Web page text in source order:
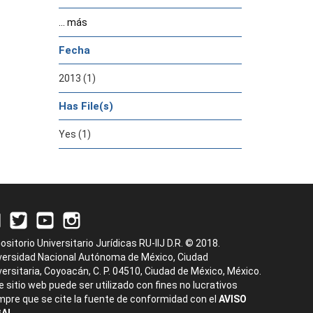
... más
Fecha
2013 (1)
Has File(s)
Yes (1)
Universitario Jurídicas RU-IIJ D.R. © 2018.
Nacional Autónoma de México, Ciudad
Coyoacán, C. P. 04510, Ciudad de México, México.
sitio web puede ser utilizado con fines no lucrativos
que se cite la fuente de conformidad con el AVISO